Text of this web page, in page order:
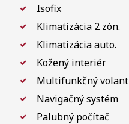
Isofix
Klimatizácia 2 zón.
Klimatizácia auto.
Kožený interiér
Multifunkčný volant
Navigačný systém
Palubný počítač